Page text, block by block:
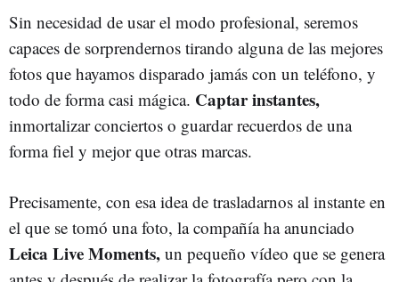
Sin necesidad de usar el modo profesional, seremos
capaces de sorprendernos tirando alguna de las mejores
fotos que hayamos disparado jamás con un teléfono, y
todo de forma casi mágica. Captar instantes,
inmortalizar conciertos o guardar recuerdos de una
forma fiel y mejor que otras marcas.
Precisamente, con esa idea de trasladarnos al instante en
el que se tomó una foto, la compañía ha anunciado
Leica Live Moments, un pequeño vídeo que se genera